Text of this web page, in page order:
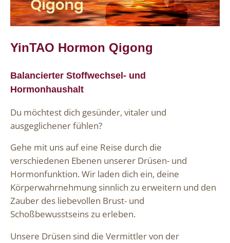
YinTAO Hormon Qigong
Balancierter Stoffwechsel- und
Hormonhaushalt
Du möchtest dich gesünder, vitaler und
ausgeglichener fühlen?
Gehe mit uns auf eine Reise durch die
verschiedenen Ebenen unserer Drüsen- und
Hormonfunktion. Wir laden dich ein, deine
Körperwahrnehmung sinnlich zu erweitern und den
Zauber des liebevollen Brust- und
Schoßbewusstseins zu erleben.
Unsere Drüsen sind die Vermittler von der